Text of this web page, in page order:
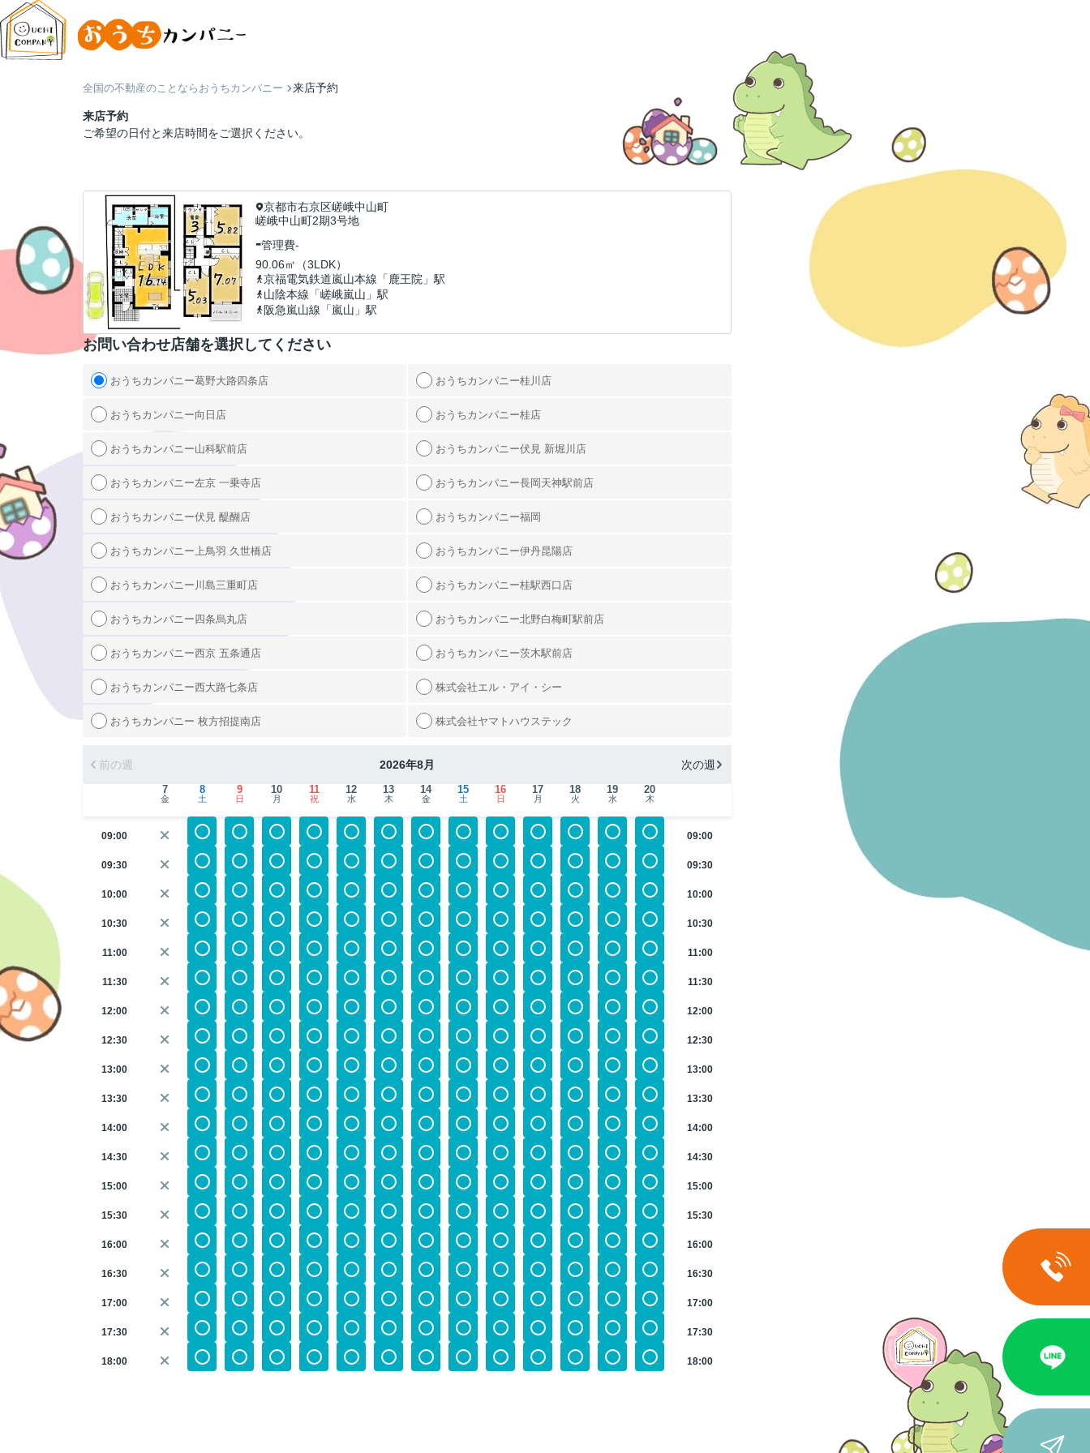
全国の不動産のことならおうちカンパニー 来店予約
来店予約
ご希望の日付と来店時間をご選択ください。
京都市右京区嵯峨中山町
嵯峨中山町2期3号地
-管理費-
90.06㎡（3LDK）
京福電気鉄道嵐山本線「鹿王院」駅
山陰本線「嵯峨嵐山」駅
阪急嵐山線「嵐山」駅
お問い合わせ店舗を選択してください
おうちカンパニー葛野大路四条店 おうちカンパニー桂川店
おうちカンパニー向日店 おうちカンパニー桂店
おうちカンパニー山科駅前店 おうちカンパニー伏見 新堀川店
おうちカンパニー左京 一乗寺店 おうちカンパニー長岡天神駅前店
おうちカンパニー伏見 醍醐店 おうちカンパニー福岡
おうちカンパニー上鳥羽 久世橋店 おうちカンパニー伊丹昆陽店
おうちカンパニー川島三重町店 おうちカンパニー桂駅西口店
おうちカンパニー四条烏丸店 おうちカンパニー北野白梅町駅前店
おうちカンパニー西京 五条通店 おうちカンパニー茨木駅前店
おうちカンパニー西大路七条店 株式会社エル・アイ・シー
おうちカンパニー 枚方招提南店 株式会社ヤマトハウステック
前の週 2026年8月 次の週
7
金
8
土
9
日
10
月
11
祝
12
水
13
木
14
金
15
土
16
日
17
月
18
火
19
水
20
木
09:00 09:00
09:30 09:30
10:00 10:00
10:30 10:30
11:00 11:00
11:30 11:30
12:00 12:00
12:30 12:30
13:00 13:00
13:30 13:30
14:00 14:00
14:30 14:30
15:00 15:00
15:30 15:30
16:00 16:00
16:30 16:30
17:00 17:00
17:30 17:30
18:00 18:00